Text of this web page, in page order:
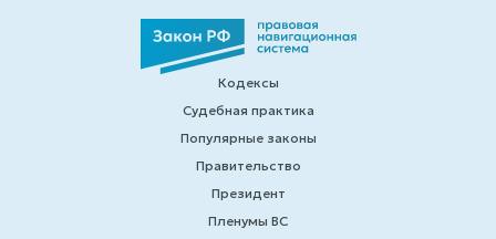
Кодексы
Судебная практика
Популярные законы
Правительство
Президент
Пленумы ВС